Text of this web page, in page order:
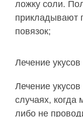
ложку соли.
прикладывают
повязок;
Лечение
Лечение
случаях,
либо не